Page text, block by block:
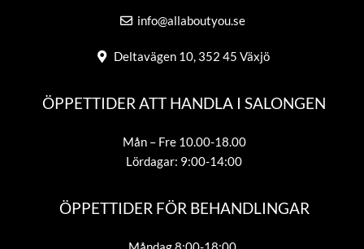
info@allaboutyou.se
Deltavägen 10, 352 45 Växjö
ÖPPETTIDER ATT HANDLA I SALONGEN
Mån – Fre 10.00-18.00
Lördagar: 9:00-14:00
ÖPPETTIDER FÖR BEHANDLINGAR